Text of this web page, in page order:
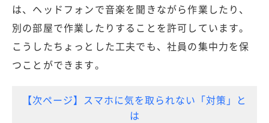
は、ヘッドフォンで音楽を聞きながら作業したり、
別の部屋で作業したりすることを許可しています。
こうしたちょっとした工夫でも、社員の集中力を保
つことができます。
【次ページ】スマホに気を取られない「対策」と
は